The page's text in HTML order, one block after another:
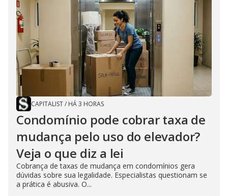
CAPITALIST/ HÁ 3 HORAS
Condomínio pode cobrar taxa de
mudança pelo uso do elevador?
Veja o que diz a lei
Cobrança de taxas de mudança em condomínios gera
dúvidas sobre sua legalidade. Especialistas questionam se
a prática é abusiva. O...